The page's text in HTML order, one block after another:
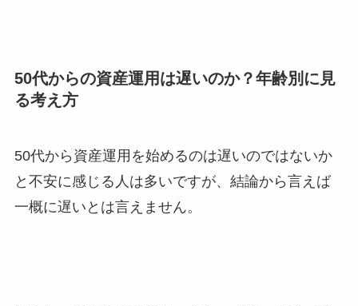
50代からの資産運用は遅いのか？年齢別に見
る考え方
50代から資産運用を始めるのは遅いのではないか
と不安に感じる人は多いですが、結論から言えば
一概に遅いとは言えません。